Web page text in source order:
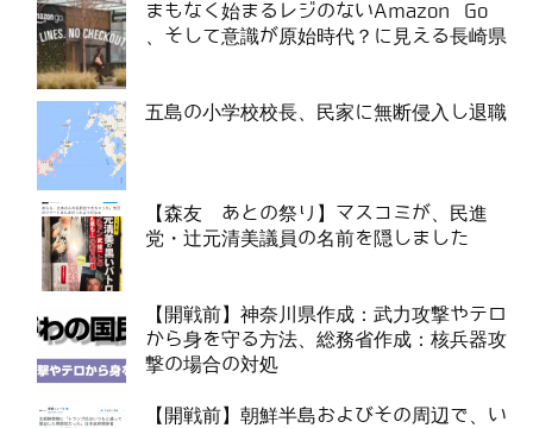
まもなく始まるレジのないAmazon Go
、そして意識が原始時代？に見える長崎県
五島の小学校校長、民家に無断侵入し退職
【森友 あとの祭り】マスコミが、民進
党・辻元清美議員の名前を隠しました
【開戦前】神奈川県作成：武力攻撃やテロ
から身を守る方法、総務省作成：核兵器攻
撃の場合の対処
【開戦前】朝鮮半島およびその周辺で、い